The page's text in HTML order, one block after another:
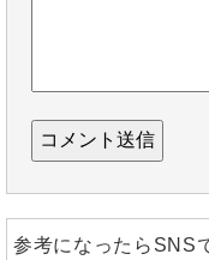
参考になったらSNS